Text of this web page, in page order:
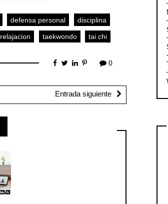
defensa personal disciplina
relajacion taekwondo tai chi
0
Entrada siguiente